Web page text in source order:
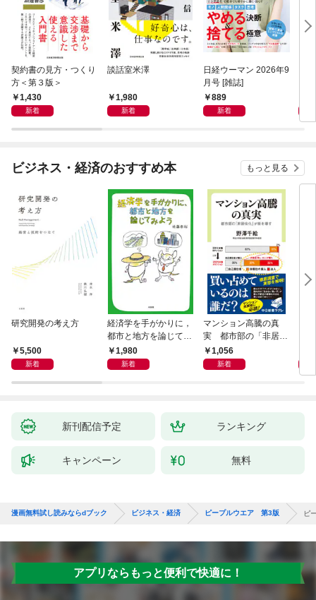
契約書の見方・つくり
方＜第３版＞
1,430
新着
談話室米澤
1,980
新着
日経ウーマン 2026年9
月号 [雑誌]
889
新着
ビジネス・経済のおすすめ本 もっと見る
研究開発の考え方
5,500
新着
経済学を手がかりに，
都市と地方を論じてみ
よう1,980
新着
マンション高騰の真
実 都市部の「非居住
化」が街を壊す
1,056
新着
イ
果
新刊配信予定 ランキング
キャンペーン 無料
漫画無料試し読みならdブック ビジネス・経済 ピープルウエア 第3版 ピ
アプリならもっと便利で快適に！